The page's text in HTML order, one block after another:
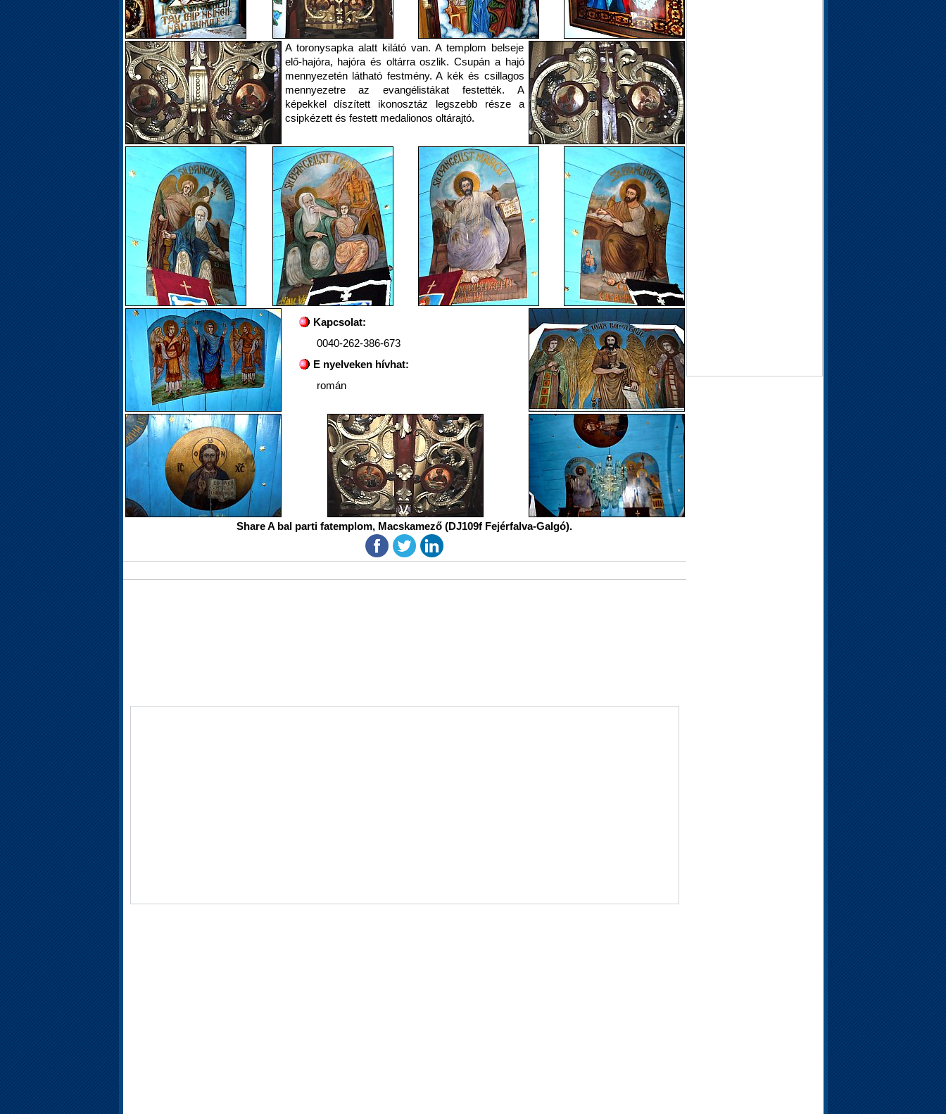
A toronysapka alatt kilátó van. A templom belseje
elő-hajóra, hajóra és oltárra oszlik. Csupán a hajó
mennyezetén látható festmény. A kék és csillagos
mennyezetre az evangélistákat festették. A
képekkel díszített ikonosztáz legszebb része a
csipkézett és festett medalionos oltárajtó.
Kapcsolat:
0040-262-386-673
E nyelveken hívhat:
román
Share A bal parti fatemplom, Macskamező (DJ109f Fejérfalva-Galgó).